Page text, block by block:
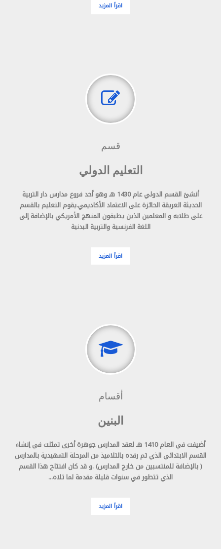
اقرأ المزيد
قسم
التعليم الدولي
أنشئ القسم الدولي عام 1430 هـ وهو أحد فروع مدارس دار التربية
الحديثة العريقة الحائزة على الاعتماد الأكاديمي.يقوم التعليم بالقسم
على طلابه و المعلمين الذين يطبقون المنهج الأمريكي بالإضافة إلى
اللغة الفرنسية والتربية البدنية
اقرأ المزيد
أقسام
البنين
أضيفت في العام 1410 هـ لعقد المدارس جوهرة أخرى تمثلت في إنشاء
القسم الابتدائي الذي تم رفده بالتلاميذ من المرحلة التمهيدية بالمدارس
( بالإضافة للمنتسبين من خارج المدارس) .و قد كان افتتاح هذا القسم
الذي تتطور في سنوات قليلة مقدمة لما تلاه...
اقرأ المزيد